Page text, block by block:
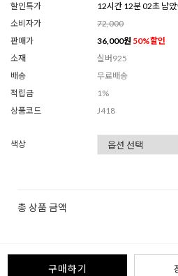
할인특가
12시간 12분 00초 남
소비자가
72,000
판매가
36,000원 50%할인
소재
실버925
배송
무료배송
적립금
1%
상품코드
J418
색상
총 상품 금액
구매하기